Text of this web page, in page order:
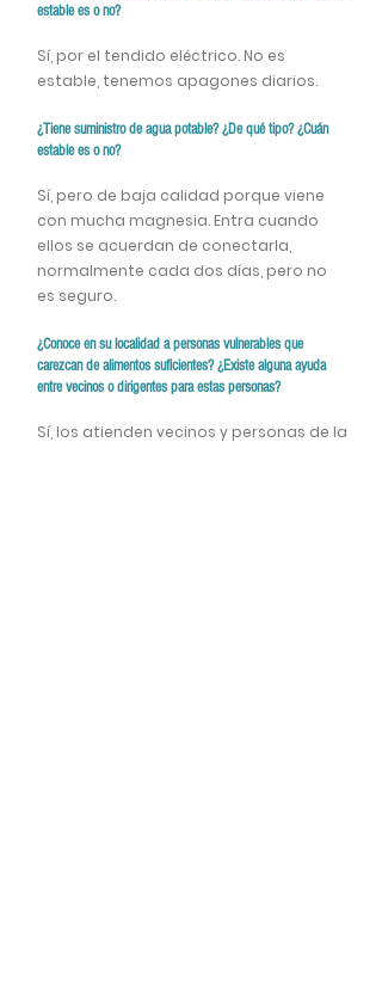
estable es o no?
Sí, por el tendido eléctrico. No es
estable, tenemos apagones diarios.
¿Tiene suministro de agua potable? ¿De qué tipo? ¿Cuán
estable es o no?
Sí, pero de baja calidad porque viene
con mucha magnesia. Entra cuando
ellos se acuerdan de conectarla,
normalmente cada dos días, pero no
es seguro.
¿Conoce en su localidad a personas vulnerables que
carezcan de alimentos suficientes? ¿Existe alguna ayuda
entre vecinos o dirigentes para estas personas?
Sí, los atienden vecinos y personas de la